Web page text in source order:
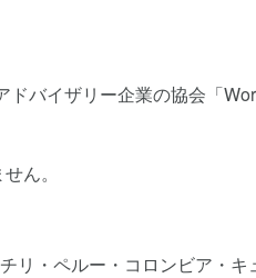
バイザリー企業の協会「
ん。
リ・ペルー・コロンビア・